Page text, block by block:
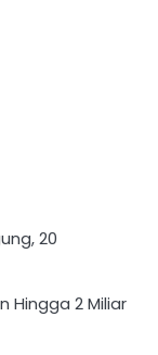
20
Hingga 2 Miliar